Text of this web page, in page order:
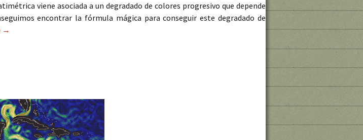
viene asociada a un degradado de colores progresivo que depende
encontrar la fórmula mágica para conseguir este degradado de
Simbología batimétrica en ArcMap
→